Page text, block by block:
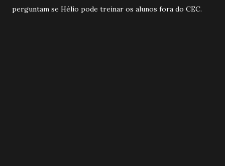
perguntam se Hélio pode treinar os alunos fora do CEC.